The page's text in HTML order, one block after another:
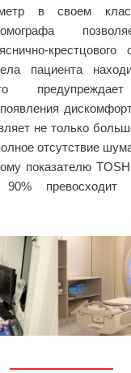
в своем
пациента
не только
отсутствие
показателю
превосходит